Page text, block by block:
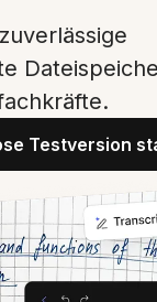
Testversion